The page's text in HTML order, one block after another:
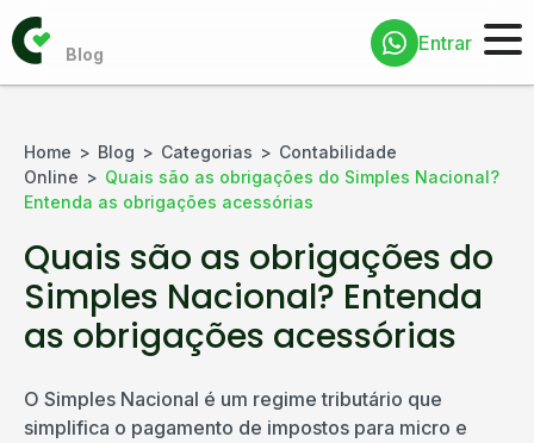
Entrar
Home Blog Categorias
Contabilidade
Online
Quais são as obrigações do Simples Nacional?
Entenda as obrigações acessórias
Quais são as obrigações do
Simples Nacional? Entenda
as obrigações acessórias
O Simples Nacional é um regime tributário que
simplifica o pagamento de impostos para micro e